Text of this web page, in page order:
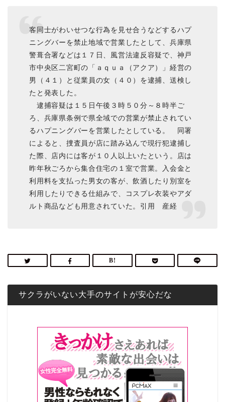
客同士がわいせつな行為を見せ合うなどするハプ
ニングバーを禁止地域で営業したとして、兵庫県
警葺合署などは１７日、風営法違反容疑で、神戸
市中央区二宮町の「ａｑｕａ（アクア）」経営の
男（４１）と従業員の女（４０）を逮捕、送検し
たと発表した。
逮捕容疑は１５日午後３時５０分～８時半ご
ろ、兵庫県条例で県全域での営業が禁止されてい
るハプニングバーを営業したとしている。 同署
によると、捜査員が店に踏み込んで現行犯逮捕し
た際、店内には客が１０人以上いたという。店は
昨年秋ごろから集合住宅の１室で営業。入会金と
利用料を支払った男女の客が、飲酒したり別室を
利用したりできる仕組みで、コスプレ衣装やアダ
ルト商品なども用意されていた。引用 産経
サクラがいない大手のサイトが安心だな